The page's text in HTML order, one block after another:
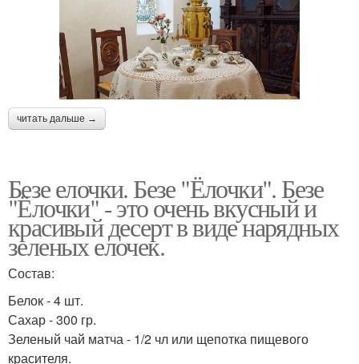
читать дальше →
Безе елочки. Безе "Ёлочки". Безе
"Ёлочки" - это очень вкусный и
красивый десерт в виде нарядных
зеленых елочек.
Состав:
Белок - 4 шт.
Сахар - 300 гр.
Зеленый чай матча - 1/2 чл или щепотка пищевого
красителя.